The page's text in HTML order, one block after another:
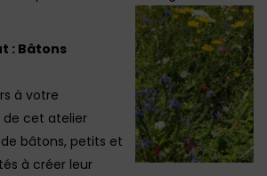
: Bâtons
à votre
de cet atelier
bâtons, petits et
à créer leur